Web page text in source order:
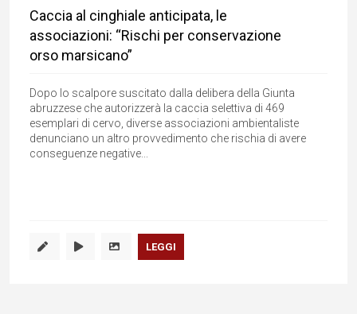
Caccia al cinghiale anticipata, le
associazioni: “Rischi per conservazione
orso marsicano”
Dopo lo scalpore suscitato dalla delibera della Giunta
abruzzese che autorizzerà la caccia selettiva di 469
esemplari di cervo, diverse associazioni ambientaliste
denunciano un altro provvedimento che rischia di avere
conseguenze negative...
LEGGI